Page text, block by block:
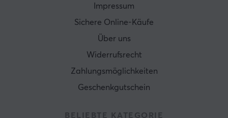
Impressum
Sichere Online-Käufe
Über uns
Widerrufsrecht
Zahlungsmöglichkeiten
Geschenkgutschein
BELIEBTE KATEGORIE